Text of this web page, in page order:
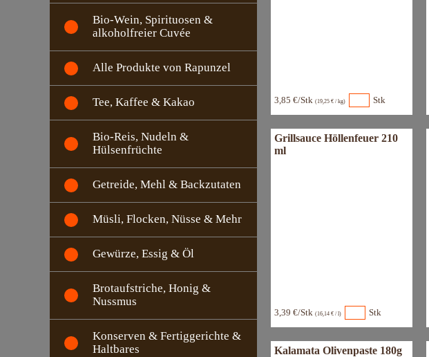
Bio-Wein, Spirituosen &
alkoholfreier Cuvée
Alle Produkte von Rapunzel
Tee, Kaffee & Kakao
Bio-Reis, Nudeln &
Hülsenfrüchte
Getreide, Mehl & Backzutaten
Müsli, Flocken, Nüsse & Mehr
Gewürze, Essig & Öl
Brotaufstriche, Honig &
Nussmus
Konserven & Fertiggerichte &
Haltbares
3,85 €/Stk (19,25 € / kg) Stk
Grillsauce Höllenfeuer 210
ml
3,39 €/Stk (16,14 € / l) Stk
Kalamata Olivenpaste 180g